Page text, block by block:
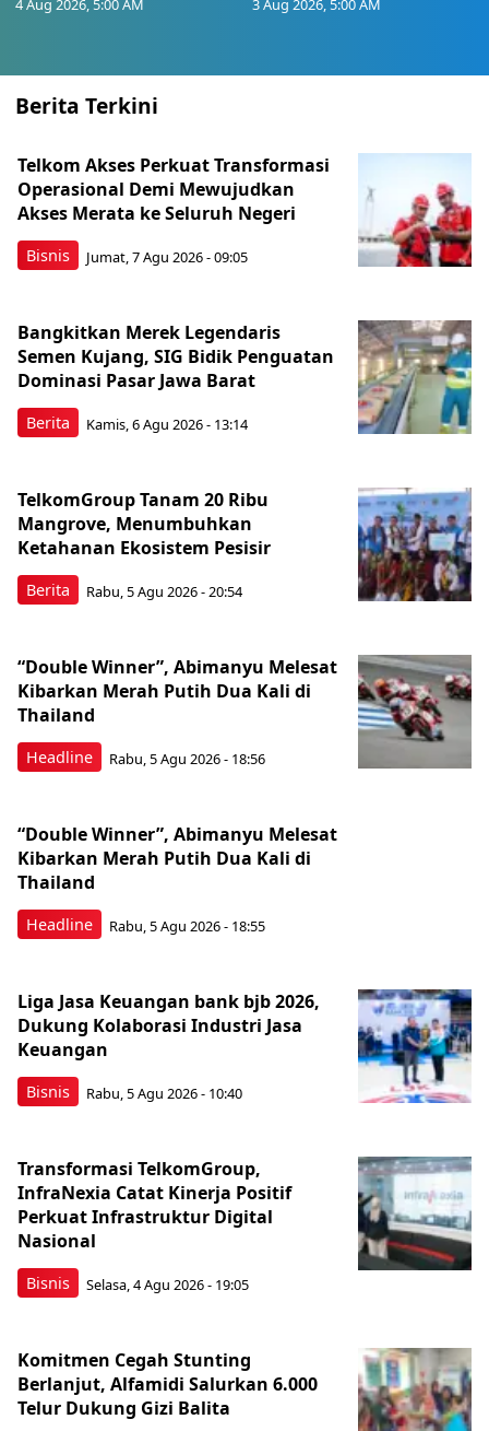
4 Aug 2026, 5:00 AM 3 Aug 2026, 5:00 AM
Berita Terkini
Bisnis
Telkom Akses Perkuat Transformasi
Operasional Demi Mewujudkan
Akses Merata ke Seluruh Negeri
Jumat, 7 Agu 2026 - 09:05
Berita
Bangkitkan Merek Legendaris
Semen Kujang, SIG Bidik Penguatan
Dominasi Pasar Jawa Barat
Kamis, 6 Agu 2026 - 13:14
Berita
TelkomGroup Tanam 20 Ribu
Mangrove, Menumbuhkan
Ketahanan Ekosistem Pesisir
Rabu, 5 Agu 2026 - 20:54
Headline
“Double Winner”, Abimanyu Melesat
Kibarkan Merah Putih Dua Kali di
Thailand
Rabu, 5 Agu 2026 - 18:56
Headline
“Double Winner”, Abimanyu Melesat
Kibarkan Merah Putih Dua Kali di
Thailand
Rabu, 5 Agu 2026 - 18:55
Bisnis
Liga Jasa Keuangan bank bjb 2026,
Dukung Kolaborasi Industri Jasa
Keuangan
Rabu, 5 Agu 2026 - 10:40
Bisnis
Transformasi TelkomGroup,
InfraNexia Catat Kinerja Positif
Perkuat Infrastruktur Digital
Nasional
Selasa, 4 Agu 2026 - 19:05
Komitmen Cegah Stunting
Berlanjut, Alfamidi Salurkan 6.000
Telur Dukung Gizi Balita